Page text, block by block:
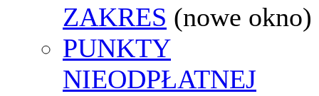
ZAKRES (nowe okno)
PUNKTY
NIEODPŁATNEJ